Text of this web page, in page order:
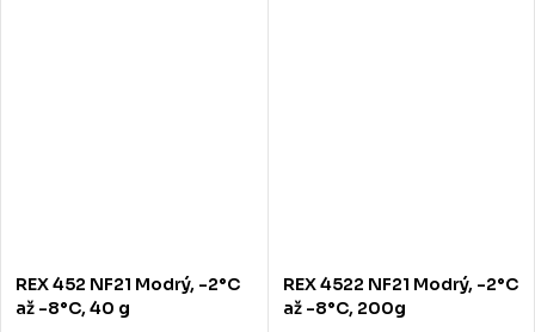
REX 452 NF21 Modrý, -2°C
až -8°C, 40 g
REX 4522 NF21 Modrý, -2°C
až -8°C, 200g